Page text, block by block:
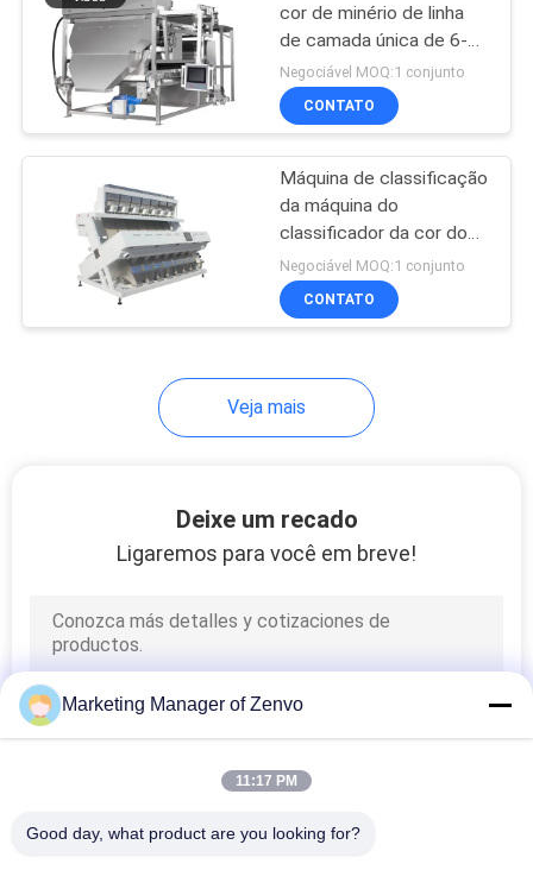
cor de minério de linha
de camada única de 6-8
toneladas por hora
Negociável MOQ:1 conjunto
CONTATO
Máquina de classificação
da máquina do
classificador da cor do
CCD das sementes /
arroz com baixo
Carryover
Negociável MOQ:1 conjunto
CONTATO
Veja mais
Deixe um recado
Ligaremos para você em breve!
Marketing Manager of Zenvo
11:17 PM
Good day, what product are you looking for?